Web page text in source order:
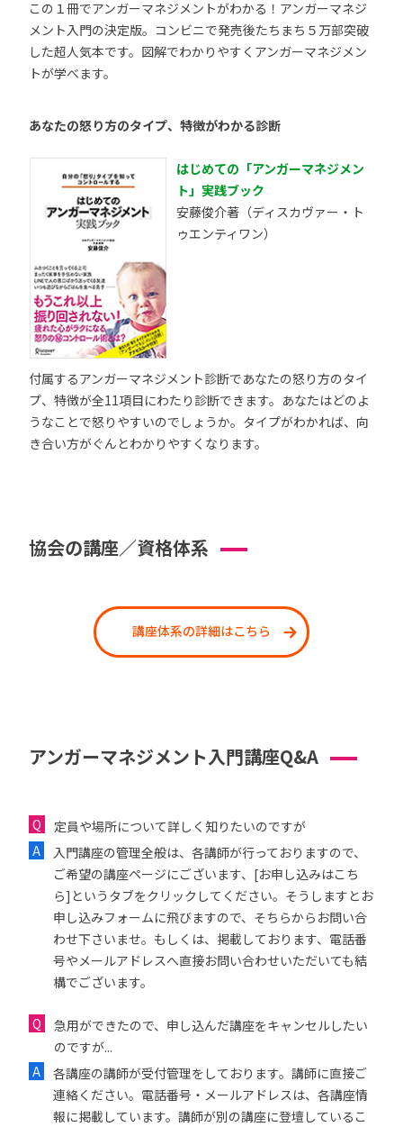
この１冊でアンガーマネジメントがわかる！アンガーマネジ
メント入門の決定版。コンビニで発売後たちまち５万部突破
した超人気本です。図解でわかりやすくアンガーマネジメン
トが学べます。
あなたの怒り方のタイプ、特徴がわかる診断
はじめての「アンガーマネジメン
ト」実践ブック
安藤俊介著（ディスカヴァー・ト
ゥエンティワン）
付属するアンガーマネジメント診断であなたの怒り方のタイ
プ、特徴が全11項目にわたり診断できます。あなたはどのよ
うなことで怒りやすいのでしょうか。タイプがわかれば、向
き合い方がぐんとわかりやすくなります。
協会の講座／資格体系
講座体系の詳細はこちら
アンガーマネジメント入門講座Q&A
定員や場所について詳しく知りたいのですが
入門講座の管理全般は、各講師が行っておりますので、
ご希望の講座ページにございます、[お申し込みはこち
ら]というタブをクリックしてください。そうしますとお
申し込みフォームに飛びますので、そちらからお問い合
わせ下さいませ。もしくは、掲載しております、電話番
号やメールアドレスへ直接お問い合わせいただいても結
構でございます。
急用ができたので、申し込んだ講座をキャンセルしたい
のですが...
各講座の講師が受付管理をしております。講師に直接ご
連絡ください。電話番号・メールアドレスは、各講座情
報に掲載しています。講師が別の講座に登壇しているこ